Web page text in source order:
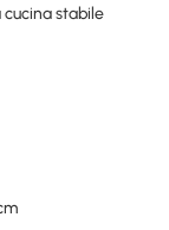
cucina stabile